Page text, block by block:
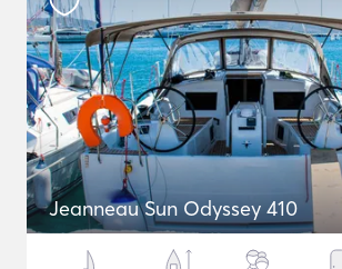
Jeanneau Sun Odyssey 410